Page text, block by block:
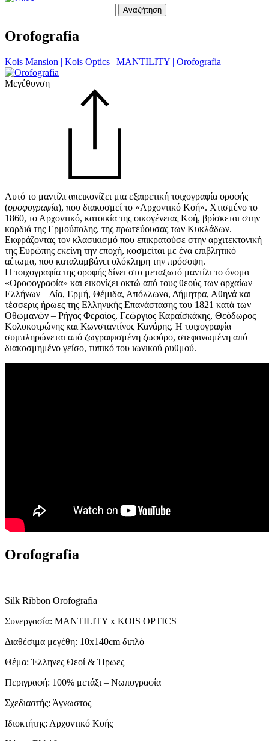
για:
Orofografia
Kois Mansion | Kois Optics | MANTILITY | Orofografia
Μεγέθυνση
Αυτό το μαντίλι απεικονίζει μια εξαιρετική τοιχογραφία οροφής
(οροφογραφία), που διακοσμεί το «Αρχοντικό Κοή». Χτισμένο το
1860, το Αρχοντικό, κατοικία της οικογένειας Κοή, βρίσκεται στην
καρδιά της Ερμούπολης, της πρωτεύουσας των Κυκλάδων.
Εκφράζοντας τον κλασικισμό που επικρατούσε στην αρχιτεκτονική
της Ευρώπης εκείνη την εποχή, κοσμείται με ένα επιβλητικό
αέτωμα, που καταλαμβάνει ολόκληρη την πρόσοψη.
Η τοιχογραφία της οροφής δίνει στο μεταξωτό μαντίλι το όνομα
«Οροφογραφία» και εικονίζει οκτώ από τους θεούς των αρχαίων
Ελλήνων – Δία, Ερμή, Θέμιδα, Απόλλωνα, Δήμητρα, Αθηνά και
τέσσερις ήρωες της Ελληνικής Επανάστασης του 1821 κατά των
Οθωμανών – Ρήγας Φεραίος, Γεώργιος Καραϊσκάκης, Θεόδωρος
Κολοκοτρώνης και Κωνσταντίνος Κανάρης. Η τοιχογραφία
συμπληρώνεται από ζωγραφισμένη ζωφόρο, στεφανωμένη από
διακοσμημένο γείσο, τυπικό του ιωνικού ρυθμού.
Orofografia
Silk Ribbon Orofografia
Συνεργασία: MANTILITY x KOIS OPTICS
Διαθέσιμα μεγέθη: 10x140cm διπλό
Θέμα: Έλληνες Θεοί & Ήρωες
Περιγραφή: 100% μετάξι – Νωπογραφία
Σχεδιαστής: Άγνωστος
Ιδιοκτήτης: Αρχοντικό Κοής